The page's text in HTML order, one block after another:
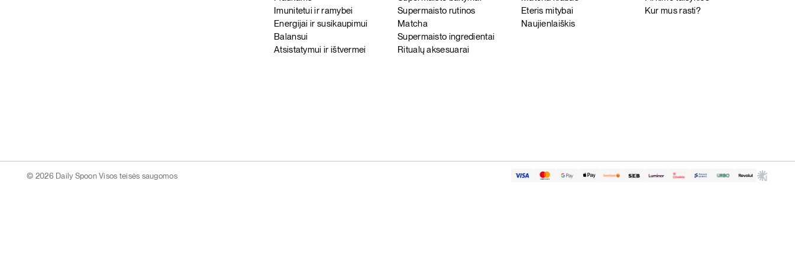
Imunitetui ir ramybei
Energijai ir susikaupimui
Balansui
Atsistatymui ir ištvermei
Supermaisto rutinos
Matcha
Supermaisto ingredientai
Ritualų aksesuarai
Eteris mitybai
Naujienlaiškis
Kur mus rasti?
© 2026 Daily Spoon Visos teisės saugomos